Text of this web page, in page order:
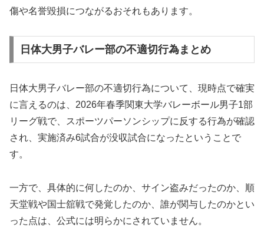
傷や名誉毀損につながるおそれもあります。
日体大男子バレー部の不適切行為まとめ
日体大男子バレー部の不適切行為について、現時点で確実
に言えるのは、2026年春季関東大学バレーボール男子1部
リーグ戦で、スポーツパーソンシップに反する行為が確認
され、実施済み6試合が没収試合になったということで
す。
一方で、具体的に何したのか、サイン盗みだったのか、順
天堂戦や国士舘戦で発覚したのか、誰が関与したのかとい
った点は、公式には明らかにされていません。